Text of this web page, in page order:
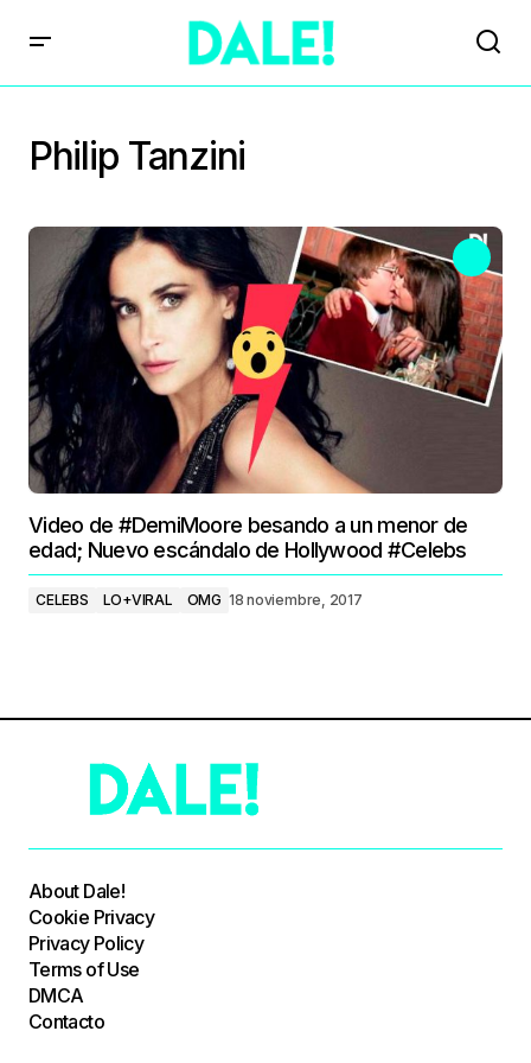
Philip Tanzini
Video de #DemiMoore besando a un menor de
edad; Nuevo escándalo de Hollywood #Celebs
CELEBS LO+VIRAL OMG 18 noviembre, 2017
About Dale!
Cookie Privacy
Privacy Policy
Terms of Use
DMCA
Contacto